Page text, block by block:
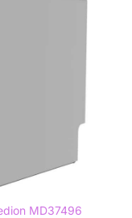
MD37496